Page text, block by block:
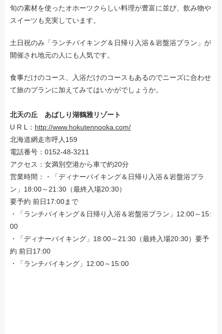
旬の素材を使ったオホーツクらしい料理が豊富に並び、飲み物や
スイーツも充実しています。
土日祝のみ「ランチバイキング＆日帰り入浴＆岩盤浴プラン」が
開催され地元の人にも人気です。
食事だけのコース、入浴だけのコースもあるのでニーズに合わせ
て旅のプランに加えてみてはいかがでしょうか。
北天の丘 あばしり湖鶴雅リゾート
U R L： http://www.hokutennooka.com/
北海道網走市呼人159
電話番号：0152-48-3211
アクセス：女満別空港から車で約20分
営業時間：・「ディナーバイキング＆日帰り入浴＆岩盤浴プラ
ン」18:00～21:30（最終入場20:30）
要予約 前日17:00まで
・「ランチバイキング＆日帰り入浴＆岩盤浴プラン」12:00～15:
00
・「ディナーバイキング」18:00～21:30（最終入場20:30）要予
約 前日17:00
・「ランチバイキング」12:00～15:00